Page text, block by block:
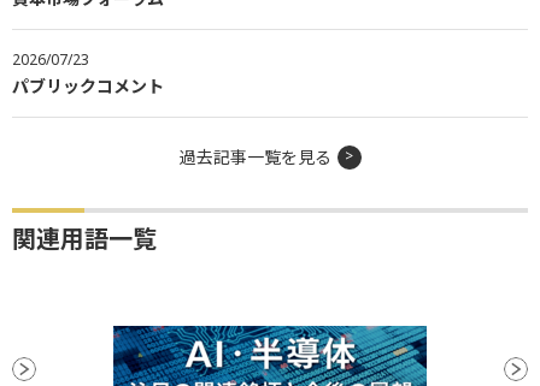
2026/07/23
パブリックコメント
過去記事一覧を見る
関連用語一覧